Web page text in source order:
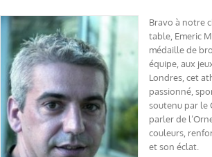
Bravo à notre
table, Emeric
médaille de
équipe, aux
Londres, cet
passionné,
soutenu par le
parler de
couleurs,
et son éclat.